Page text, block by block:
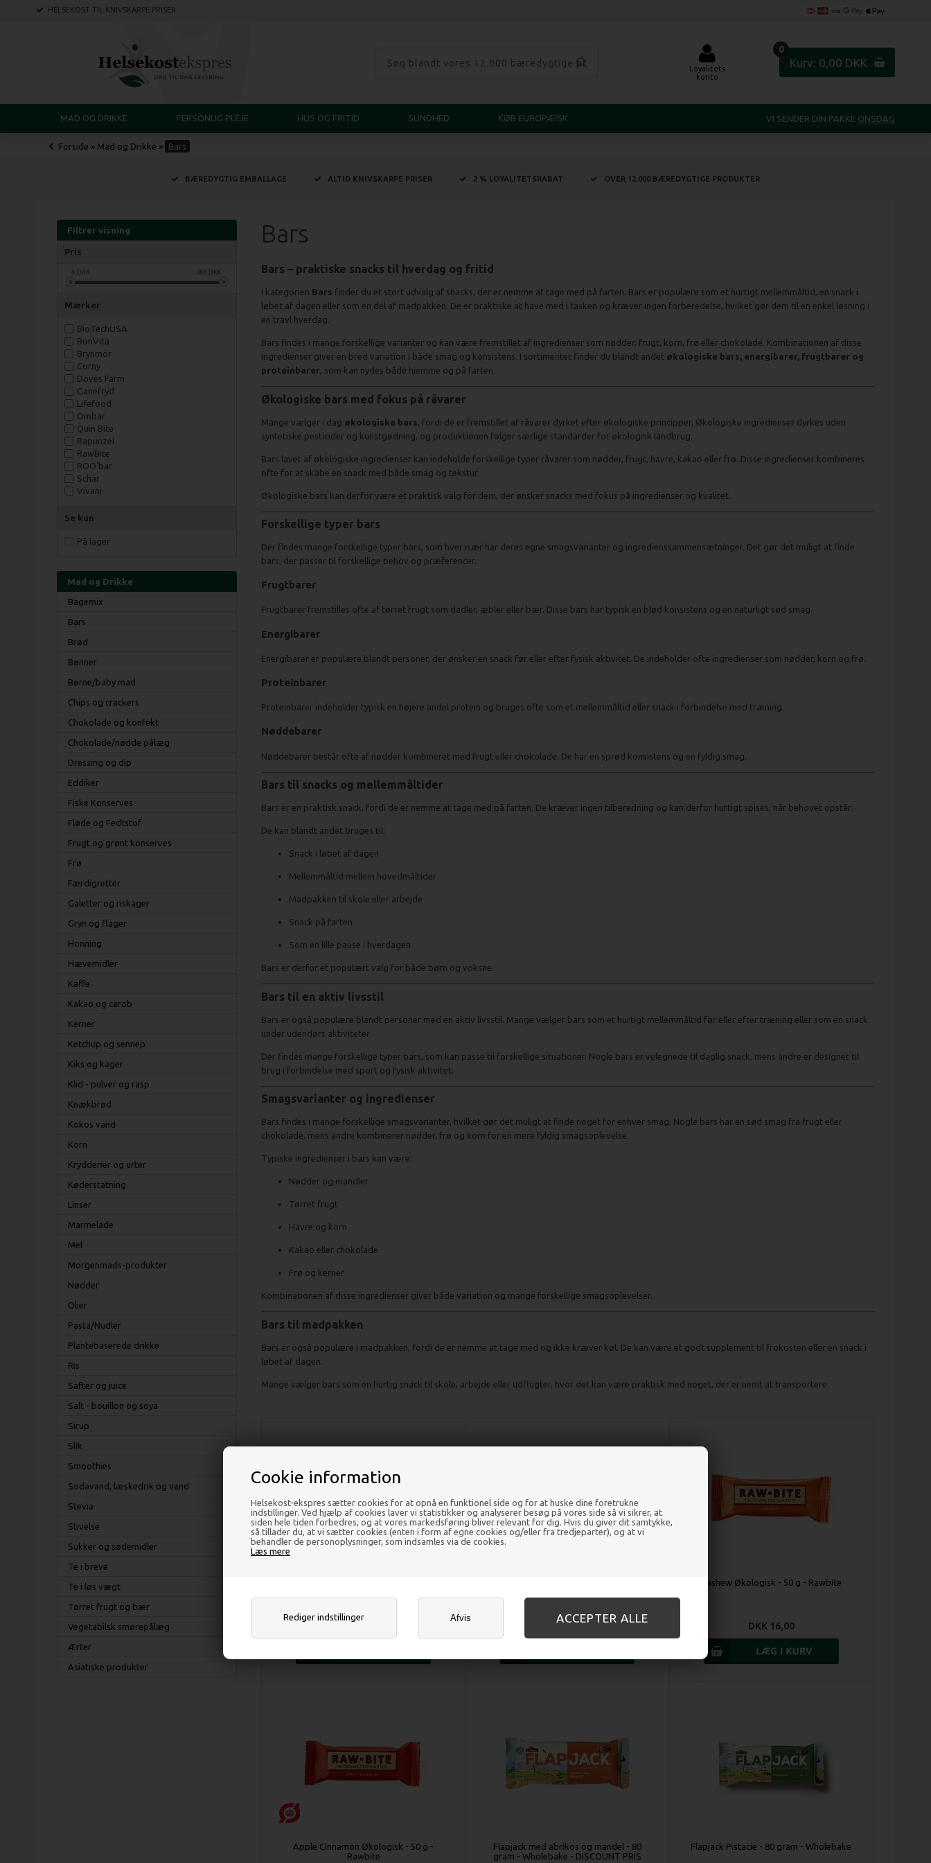
Cookie information
Helsekost-ekspres sætter cookies for at opnå en funktionel side og for at huske dine foretrukne
indstillinger. Ved hjælp af cookies laver vi statistikker og analyserer besøg på vores side så vi sikrer, at
siden hele tiden forbedres, og at vores markedsføring bliver relevant for dig. Hvis du giver dit samtykke,
så tillader du, at vi sætter cookies (enten i form af egne cookies og/eller fra tredjeparter), og at vi
behandler de personoplysninger, som indsamles via de cookies.
Læs mere
Rediger indstillinger Afvis
HELSEKOST TIL KNIVSKARPE PRISER
0
Kurv: 0,00 DKK
Loyalitets
konto
MAD OG DRIKKE PERSONLIG PLEJE HUS OG FRITID SUNDHED KØB EUROPÆISK VI SENDER DIN PAKKE ONSDAG
Forside » Mad og Drikke » Bars
BÆREDYGTIG EMBALLAGE ALTID KNIVSKARPE PRISER 2 % LOYALITETSRABAT OVER 12.000 BÆREDYGTIGE PRODUKTER
Filtrer visning
Pris
DKK 388 DKK
Mærker
BioTechUSA
BonVita
Brynmor
Corny
Doves Farm
Ganefryd
Lifefood
Ombar
Quin Bite
Rapunzel
RawBite
ROO'bar
Schär
Vivani
Se kun
På lager
Mad og Drikke
Bagemix
Bars
Brød
Bønner
Børne/baby mad
Chips og crackers
Chokolade og konfekt
Chokolade/nødde pålæg
Dressing og dip
Eddiker
Fiske Konserves
Fløde og Fedtstof
Frugt og grønt konserves
Frø
Færdigretter
Galetter og riskager
Gryn og flager
Honning
Hævemidler
Kaffe
Kakao og carob
Kerner
Ketchup og sennep
Kiks og kager
Klid - pulver og rasp
Knækbrød
Kokos vand
Korn
Krydderier og urter
Køderstatning
Linser
Marmelade
Mel
Morgenmads-produkter
Nødder
Olier
Pasta/Nudler
Plantebaserede drikke
Ris
Safter og juice
Salt - bouillon og soya
Sirup
Slik
Smoothies
Sodavand, læskedrik og vand
Stevia
Stivelse
Sukker og sødemidler
Te i breve
Te i løs vægt
Tørret frugt og bær
Vegetabilsk smørepålæg
Ærter
Asiatiske produkter
Bars
Bars – praktiske snacks til hverdag og fritid
I kategorien Bars finder du et stort udvalg af snacks, der er nemme at tage med på farten. Bars er populære som et hurtigt mellemmåltid, en snack i
løbet af dagen eller som en del af madpakken. De er praktiske at have med i tasken og kræver ingen forberedelse, hvilket gør dem til en enkel løsning i
en travl hverdag.
Bars findes i mange forskellige varianter og kan være fremstillet af ingredienser som nødder, frugt, korn, frø eller chokolade. Kombinationen af disse
ingredienser giver en bred variation i både smag og konsistens. I sortimentet finder du blandt andet økologiske bars, energibarer, frugtbarer og
proteinbarer, som kan nydes både hjemme og på farten.
Økologiske bars med fokus på råvarer
Mange vælger i dag økologiske bars , fordi de er fremstillet af råvarer dyrket efter økologiske principper. Økologiske ingredienser dyrkes uden
syntetiske pesticider og kunstgødning, og produktionen følger særlige standarder for økologisk landbrug.
Bars lavet af økologiske ingredienser kan indeholde forskellige typer råvarer som nødder, frugt, havre, kakao eller frø. Disse ingredienser kombineres
ofte for at skabe en snack med både smag og tekstur.
Økologiske bars kan derfor være et praktisk valg for dem, der ønsker snacks med fokus på ingredienser og kvalitet.
Forskellige typer bars
Der findes mange forskellige typer bars, som hver især har deres egne smagsvarianter og ingredienssammensætninger. Det gør det muligt at finde
bars, der passer til forskellige behov og præferencer.
Frugtbarer
Frugtbarer fremstilles ofte af tørret frugt som dadler, æbler eller bær. Disse bars har typisk en blød konsistens og en naturligt sød smag.
Energibarer
Energibarer er populære blandt personer, der ønsker en snack før eller efter fysisk aktivitet. De indeholder ofte ingredienser som nødder, korn og frø.
Proteinbarer
Proteinbarer indeholder typisk en højere andel protein og bruges ofte som et mellemmåltid eller snack i forbindelse med træning.
Nøddebarer
Nøddebarer består ofte af nødder kombineret med frugt eller chokolade. De har en sprød konsistens og en fyldig smag.
Bars til snacks og mellemmåltider
Bars er en praktisk snack, fordi de er nemme at tage med på farten. De kræver ingen tilberedning og kan derfor hurtigt spises, når behovet opstår.
De kan blandt andet bruges til:
Snack i løbet af dagen
Mellemmåltid mellem hovedmåltider
Madpakken til skole eller arbejde
Snack på farten
Som en lille pause i hverdagen
Bars er derfor et populært valg for både børn og voksne.
Bars til en aktiv livsstil
Bars er også populære blandt personer med en aktiv livsstil. Mange vælger bars som et hurtigt mellemmåltid før eller efter træning eller som en snack
under udendørs aktiviteter.
Der findes mange forskellige typer bars, som kan passe til forskellige situationer. Nogle bars er velegnede til daglig snack, mens andre er designet til
brug i forbindelse med sport og fysisk aktivitet.
Smagsvarianter og ingredienser
Bars findes i mange forskellige smagsvarianter, hvilket gør det muligt at finde noget for enhver smag. Nogle bars har en sød smag fra frugt eller
chokolade, mens andre kombinerer nødder, frø og korn for en mere fyldig smagsoplevelse.
Typiske ingredienser i bars kan være:
Nødder og mandler
Tørret frugt
Havre og korn
Kakao eller chokolade
Frø og kerner
Kombinationen af disse ingredienser giver både variation og mange forskellige smagsoplevelser.
Bars til madpakken
Bars er også populære i madpakken, fordi de er nemme at tage med og ikke kræver køl. De kan være et godt supplement til frokosten eller en snack i
løbet af dagen.
Mange vælger bars som en hurtig snack til skole, arbejde eller udflugter, hvor det kan være praktisk med noget, der er nemt at transportere.
DKK 16,00
Cashew Økologisk - 50 g - Rawbite
DKK 16,00
Apple Cinnamon Økologisk - 50 g -
Rawbite
Flapjack med abrikos og mandel - 80
gram - Wholebake - DISCOUNT PRIS
Flapjack Pistacie - 80 gram - Wholebake